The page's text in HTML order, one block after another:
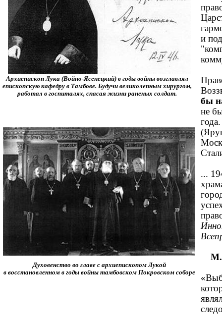
Архиепископ Лука (Войно-Ясенецкий) в годы войны возглавлял
епископскую кафедру в Тамбове. Будучи великолепным хирургом,
работал в госпиталях, спасая жизни раненых солдат.
Духовенство во главе с архиепископом Лукой
в восстановленном в годы войны тамбовском Покровском соборе
и
бы
не
...